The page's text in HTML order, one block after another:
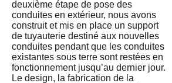
deuxième étape de pose des
conduites en extérieur, nous avons
construit et mis en place un support
de tuyauterie destiné aux nouvelles
conduites pendant que les conduites
existantes sous terre sont restées en
fonctionnement jusqu’au dernier jour.
Le design, la fabrication de la